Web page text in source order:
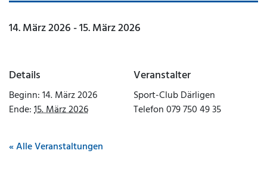
14. März 2026 -15. März 2026
Details
Beginn:14. März 2026
Ende:15. März 2026
Veranstalter
Sport-Club Därligen
Telefon079 750 49 35
« Alle Veranstaltungen